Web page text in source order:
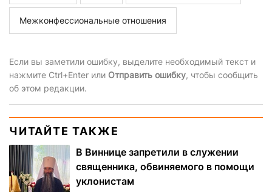
Межконфессиональные отношения
Если вы заметили ошибку, выделите необходимый текст и
нажмите Ctrl+Enter или Отправить ошибку, чтобы сообщить
об этом редакции.
ЧИТАЙТЕ ТАКЖЕ
В Виннице запретили в служении
священника, обвиняемого в помощи
уклонистам